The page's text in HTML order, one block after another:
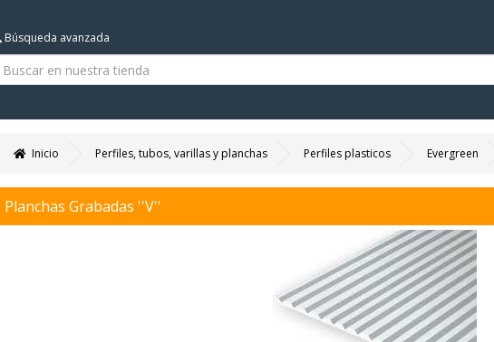
Búsqueda avanzada
Inicio Perfiles, tubos, varillas y planchas Perfiles plasticos Evergreen
Planchas Grabadas ''V''